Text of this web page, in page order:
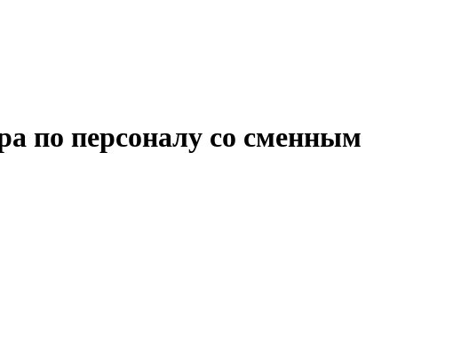
по персоналу со сменным